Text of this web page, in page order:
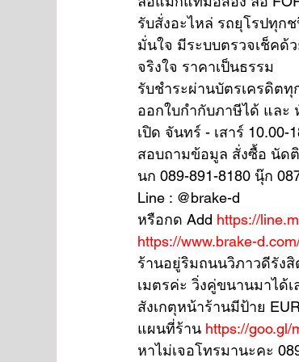
รับสั่งอะไหล่ รถยุโรปทุก
มั่นใจ มีระบบตรวจเช็คด้
จริงใจ ราคาเป็นธรรม
รับชำระผ่านบัตรเครดิตทุ
ออกใบกำกับภาษีได้ และ
เปิด จันทร์ - เสาร์ 10.00-
สอบถามข้อมูล สั่งซื้อ นัด
นก 089-891-8180 นุ๊ก
Line : @brake-d
หรือกด Add https://
https://www.brake-
ร้านอยู่ริมถนนวิภาวดีรัง
เมตรค่ะ วิ่งคู่ขนานมาได้เ
สังเกตุหน้าร้านมีป้าย
แผนที่ร้าน https://goo.gl/
หาไม่เจอโทรมานะคะ